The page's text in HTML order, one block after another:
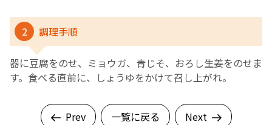
2 調理手順
器に豆腐をのせ、ミョウガ、青じそ、おろし生姜をのせま
す。食べる直前に、しょうゆをかけて召し上がれ。
Prev 一覧に戻る Next